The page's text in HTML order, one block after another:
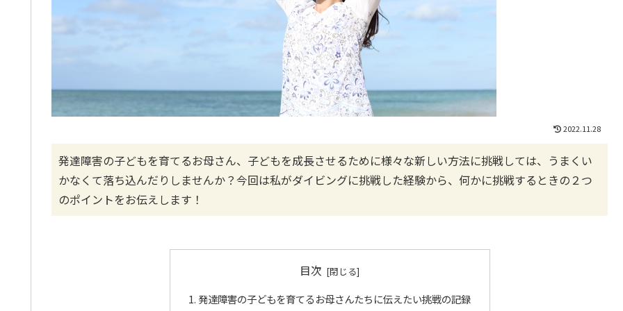
2022.11.28
発達障害の子どもを育てるお母さん、子どもを成長させるために様々な新しい方法に挑戦しては、うまくい
かなくて落ち込んだりしませんか？今回は私がダイビングに挑戦した経験から、何かに挑戦するときの２つ
のポイントをお伝えします！
目次
発達障害の子どもを育てるお母さんたちに伝えたい挑戦の記録